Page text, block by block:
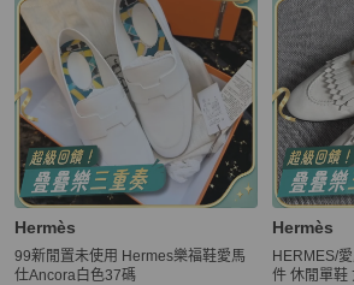
Hermès
99新閒置未使用 Hermes樂福鞋愛馬
仕Ancora白色37碼
Hermès
HERMES/
件 休閒單鞋